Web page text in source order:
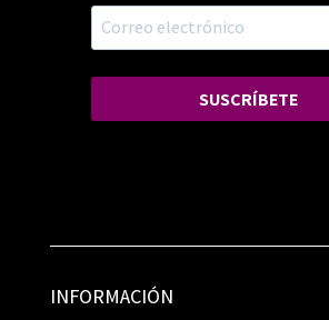
SUSCRÍBETE
INFORMACIÓN